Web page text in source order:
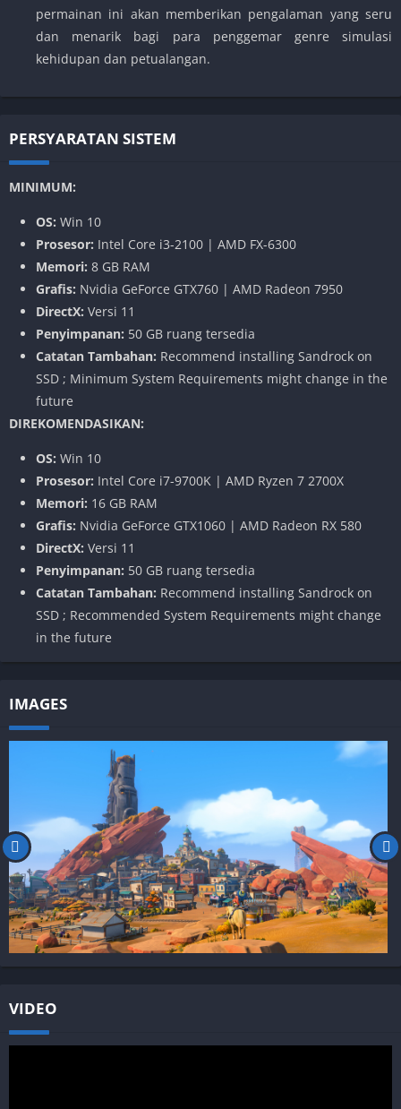
permainan ini akan memberikan pengalaman yang seru
dan menarik bagi para penggemar genre simulasi
kehidupan dan petualangan.
PERSYARATAN SISTEM
MINIMUM:
OS: Win 10
Prosesor: Intel Core i3-2100 | AMD FX-6300
Memori: 8 GB RAM
Grafis: Nvidia GeForce GTX760 | AMD Radeon 7950
DirectX: Versi 11
Penyimpanan: 50 GB ruang tersedia
Catatan Tambahan: Recommend installing Sandrock on
SSD ; Minimum System Requirements might change in the
future
DIREKOMENDASIKAN:
OS: Win 10
Prosesor: Intel Core i7-9700K | AMD Ryzen 7 2700X
Memori: 16 GB RAM
Grafis: Nvidia GeForce GTX1060 | AMD Radeon RX 580
DirectX: Versi 11
Penyimpanan: 50 GB ruang tersedia
Catatan Tambahan: Recommend installing Sandrock on
SSD ; Recommended System Requirements might change
in the future
IMAGES
VIDEO